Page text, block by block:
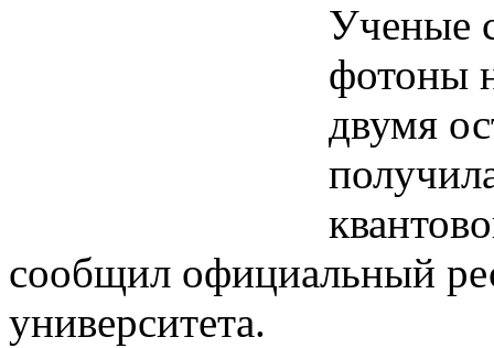
Ученые
фотоны
двумя
сообщил официальный
университета.